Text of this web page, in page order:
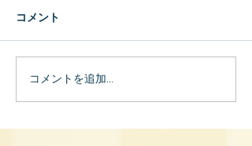
コメント
コメントを追加…